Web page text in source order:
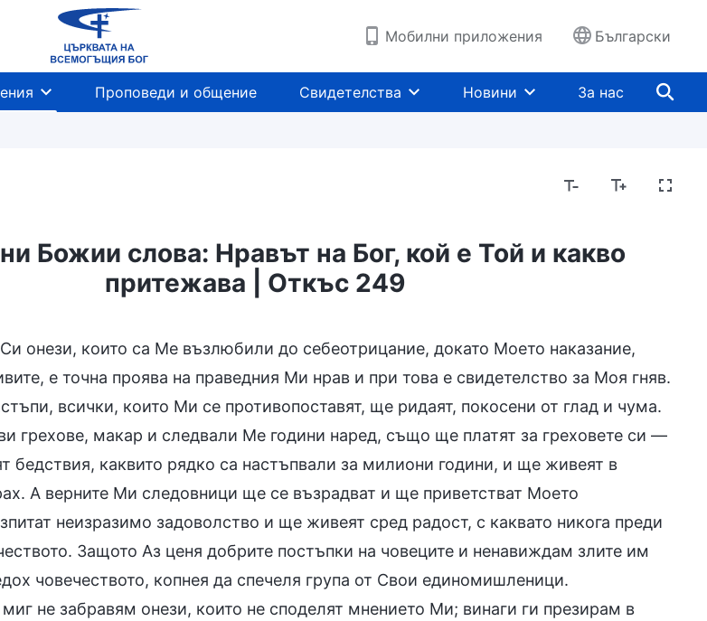
Мобилни приложения Български
Проповеди и общение Свидетелства Новини За нас
за Библията Разобличаване на религиозни представи
Божии слова: Нравът на Бог, кой е Той и какво
притежава | Откъс 249
онези, които са Ме възлюбили до себеотрицание, докато Моето наказание,
е точна проява на праведния Ми нрав и при това е свидетелство за Моя гняв.
всички, които Ми се противопоставят, ще ридаят, покосени от глад и чума.
грехове, макар и следвали Ме години наред, също ще платят за греховете си —
бедствия, каквито рядко са настъпвали за милиони години, и ще живеят в
А верните Ми следовници ще се възрадват и ще приветстват Моето
неизразимо задоволство и ще живеят сред радост, с каквато никога преди
Защото Аз ценя добрите постъпки на човеците и ненавиждам злите им
човечеството, копнея да спечеля група от Свои единомишленици.
не забравям онези, които не споделят мнението Ми; винаги ги презирам в